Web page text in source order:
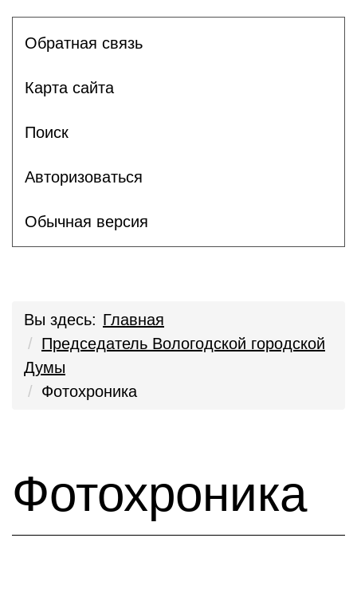
Обратная связь
Карта сайта
Поиск
Авторизоваться
Обычная версия
Вы здесь: Главная
Председатель Вологодской городской
Думы
Фотохроника
Фотохроника